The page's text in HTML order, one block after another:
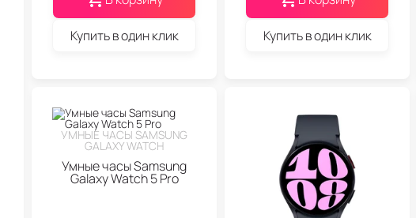
Купить в один клик Купить в один клик
УМНЫЕ ЧАСЫ SAMSUNG
GALAXY WATCH
Умные часы Samsung
Galaxy Watch 5 Pro